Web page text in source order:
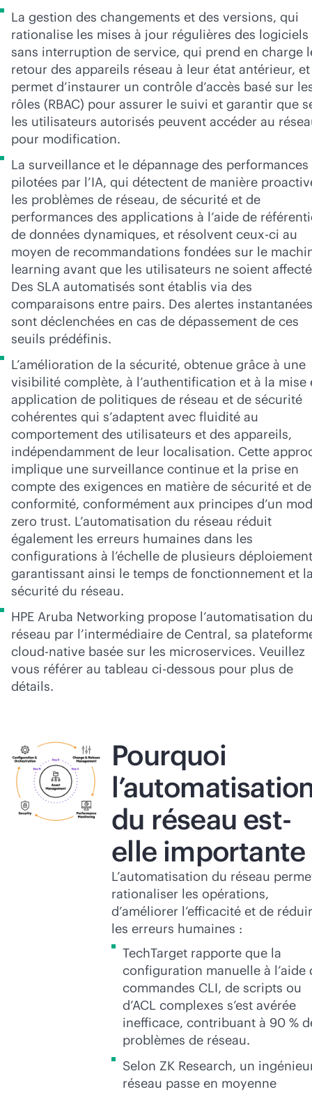
La gestion des changements et des versions, qui
rationalise les mises à jour régulières des logiciels
sans interruption de service, qui prend en charge
retour des appareils réseau à leur état antérieur,
permet d’instaurer un contrôle d’accès basé sur
rôles (RBAC) pour assurer le suivi et garantir que
les utilisateurs autorisés peuvent accéder au
pour modification.
La surveillance et le dépannage des performances
pilotées par l’IA, qui détectent de manière
les problèmes de réseau, de sécurité et de
performances des applications à l’aide de
de données dynamiques, et résolvent ceux-ci au
moyen de recommandations fondées sur le
learning avant que les utilisateurs ne soient
Des SLA automatisés sont établis via des
comparaisons entre pairs. Des alertes instantanées
sont déclenchées en cas de dépassement de ces
seuils prédéfinis.
L’amélioration de la sécurité, obtenue grâce à une
visibilité complète, à l’authentification et à la mise
application de politiques de réseau et de sécurité
cohérentes qui s’adaptent avec fluidité au
comportement des utilisateurs et des appareils,
indépendamment de leur localisation. Cette
implique une surveillance continue et la prise en
compte des exigences en matière de sécurité et de
conformité, conformément aux principes d’un
zero trust. L’automatisation du réseau réduit
également les erreurs humaines dans les
configurations à l’échelle de plusieurs
garantissant ainsi le temps de fonctionnement et
sécurité du réseau.
HPE Aruba Networking propose l’automatisation
réseau par l’intermédiaire de Central, sa
cloud-native basée sur les microservices. Veuillez
vous référer au tableau ci-dessous pour plus de
détails.
Pourquoi
du réseau est-
elle importante
L’automatisation du réseau
rationaliser les opérations,
d’améliorer l’efficacité et de
les erreurs humaines :
TechTarget rapporte que la
configuration manuelle à l’aide
commandes CLI, de scripts ou
d’ACL complexes s’est avérée
inefficace, contribuant à 90 %
problèmes de réseau.
Selon ZK Research, un
réseau passe en moyenne